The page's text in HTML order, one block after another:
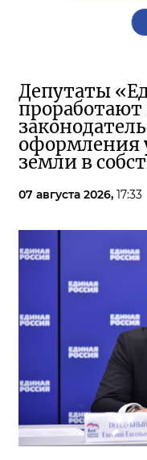
Депутаты
оформления
земли в
07 августа 2026, 17:33